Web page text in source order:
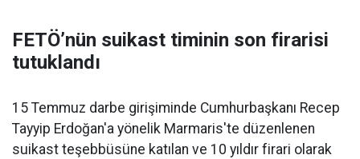
FETÖ’nün suikast timinin son firarisi
tutuklandı
15 Temmuz darbe girişiminde Cumhurbaşkanı Recep
Tayyip Erdoğan'a yönelik Marmaris'te düzenlenen
suikast teşebbüsüne katılan ve 10 yıldır firari olarak